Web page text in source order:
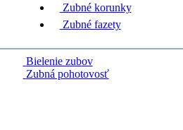
Zubné korunky
Zubné fazety
Bielenie zubov
Zubná pohotovosť